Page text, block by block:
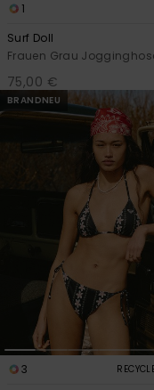
1
Surf Doll
Frauen Grau
75,00 €
BRANDNEU
3